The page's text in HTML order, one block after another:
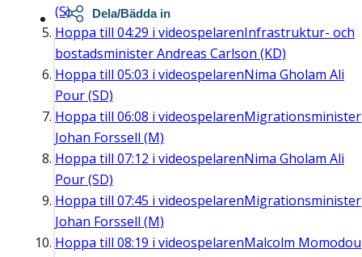
(S)
Hoppa till 04:29 i videospelarenInfrastruktur- och
bostadsminister Andreas Carlson (KD)
Hoppa till 05:03 i videospelarenNima Gholam Ali
Pour (SD)
Hoppa till 06:08 i videospelarenMigrationsminister
Johan Forssell (M)
Hoppa till 07:12 i videospelarenNima Gholam Ali
Pour (SD)
Hoppa till 07:45 i videospelarenMigrationsminister
Johan Forssell (M)
Hoppa till 08:19 i videospelarenMalcolm Momodou
Dela/Bädda in